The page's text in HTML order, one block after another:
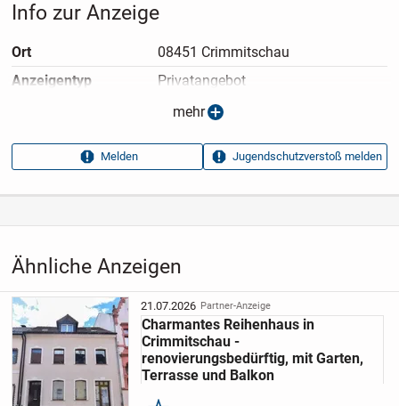
Ähnliche Anzeigen
21.07.2026 Partner-Anzeige
Charmantes Reihenhaus in
Crimmitschau -
renovierungsbedürftig, mit Garten,
Terrasse und Balkon
Info zur Anzeige
Ort
08451 Crimmitschau
Anzeigen­typ
Privatangebot
02.05.2026
Anzeigen­kennung
1b10a5b9
Aufrufe dieser
15
mehr
Melden Jugendschutzverstoß melden